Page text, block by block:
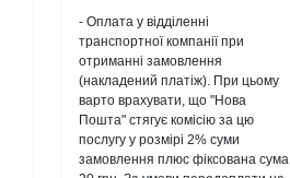
- Оплата у відділенні
транспортної компанії при
отриманні замовлення
(накладений платіж). При цьому
варто врахувати, що "Нова
Пошта" стягує комісію за цю
послугу у розмірі 2% суми
замовлення плюс фіксована сума